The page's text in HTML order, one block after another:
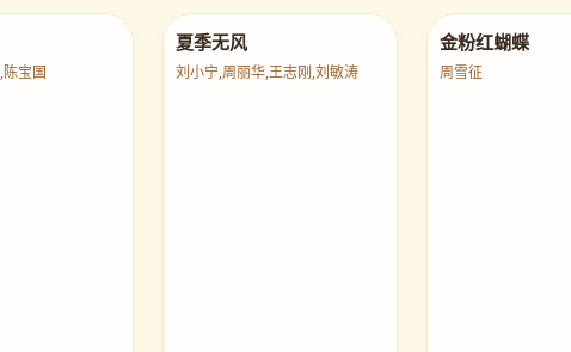
,李梦南 宁理,穆丽燕,孙正超 郑爽,刘涛,刘辉